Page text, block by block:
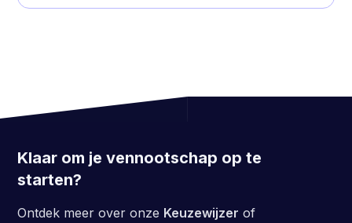
Klaar om je vennootschap op te
starten?
Ontdek meer over onze Keuzewijzer of